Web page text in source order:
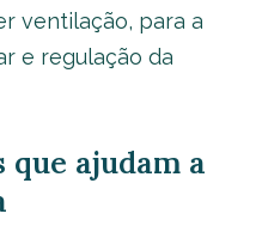
ventilação, para a
e regulação da
que ajudam a